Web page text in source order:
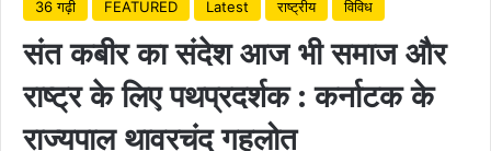
36 गढ़ी FEATURED Latest राष्ट्रीय विविध
संत कबीर का संदेश आज भी समाज और
राष्ट्र के लिए पथप्रदर्शक : कर्नाटक के
राज्यपाल थावरचंद गहलोत